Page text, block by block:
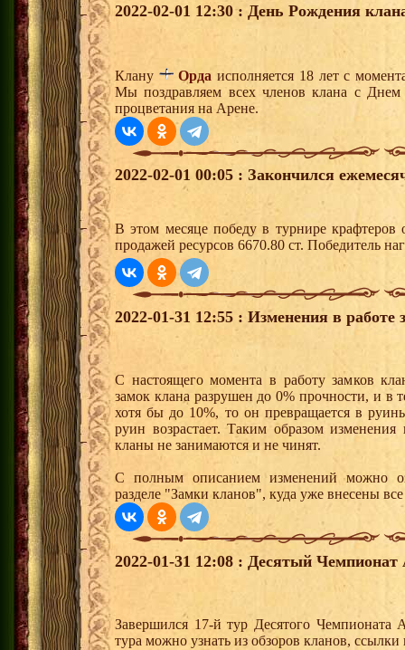
2022-02-01 12:30 : День Рождения
Клану Орда исполняется 18 лет с
Мы поздравляем всех членов клана с
процветания на Арене.
2022-02-01 00:05 : Закончился
В этом месяце победу в турнире крафтеров
продажей ресурсов 6670.80 ст. Победитель
2022-01-31 12:55 : Изменения в работе
С настоящего момента в работу замков
замок клана разрушен до 0% прочности, и в
хотя бы до 10%, то он превращается в
руин возрастает. Таким образом
кланы не занимаются и не чинят.
С полным описанием изменений можно
разделе "Замки кланов", куда уже внесены
2022-01-31 12:08 : Десятый
Завершился 17-й тур Десятого
тура можно узнать из обзоров кланов,